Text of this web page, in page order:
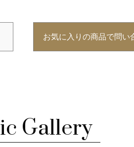
お気に入りの商品で問い
Gallery